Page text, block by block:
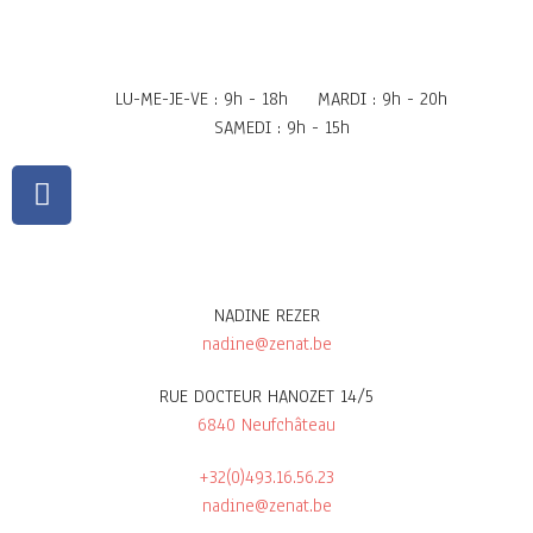
LU-ME-JE-VE : 9h - 18h
MARDI : 9h - 20h
SAMEDI : 9h - 15h
NADINE REZER
nadine@zenat.be
RUE DOCTEUR HANOZET 14/5
6840 Neufchâteau
+32(0)493.16.56.23
nadine@zenat.be